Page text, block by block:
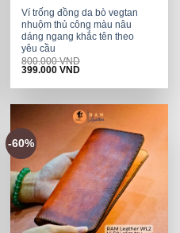
Ví trống đồng da bò vegtan
nhuộm thủ công màu nâu
dáng ngang khắc tên theo
yêu cầu
800.000VND
Original
was:
399.000VNDCurrent
is:
-60%